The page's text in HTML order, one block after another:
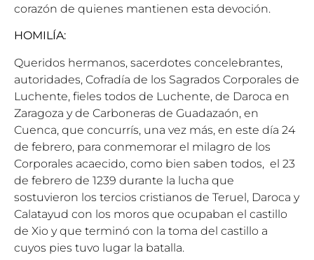
corazón de quienes mantienen esta devoción.
HOMILÍA:
Queridos hermanos, sacerdotes concelebrantes,
autoridades, Cofradía de los Sagrados Corporales de
Luchente, fieles todos de Luchente, de Daroca en
Zaragoza y de Carboneras de Guadazaón, en
Cuenca, que concurrís, una vez más, en este día 24
de febrero, para conmemorar el milagro de los
Corporales acaecido, como bien saben todos, el 23
de febrero de 1239 durante la lucha que
sostuvieron los tercios cristianos de Teruel, Daroca y
Calatayud con los moros que ocupaban el castillo
de Xio y que terminó con la toma del castillo a
cuyos pies tuvo lugar la batalla.